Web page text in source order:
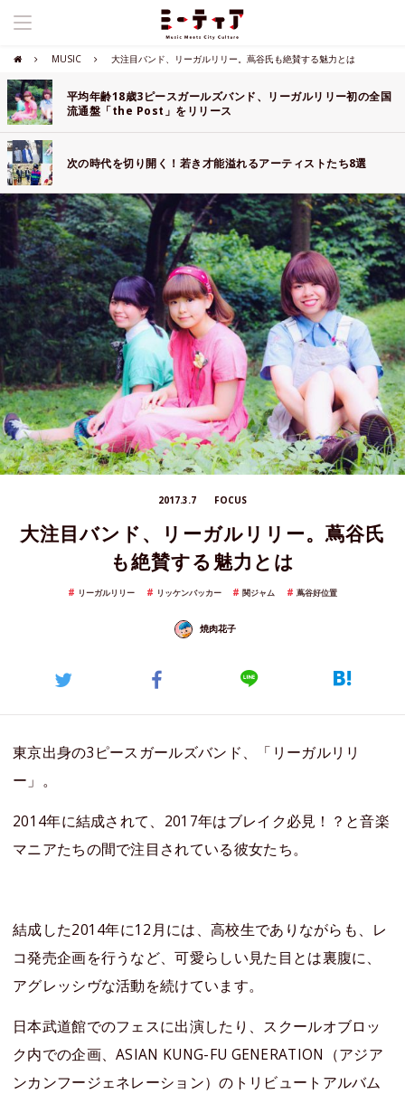
MUSIC 大注目バンド、リーガルリリー。蔦谷氏も絶賛する魅力とは
平均年齢18歳3ピースガールズバンド、リーガルリリー初の全国
流通盤「the Post」をリリース
次の時代を切り開く！若き才能溢れるアーティストたち8選
2017.3.7 FOCUS
大注目バンド、リーガルリリー。蔦谷氏
も絶賛する魅力とは
リーガルリリー リッケンバッカー 関ジャム 蔦谷好位置
焼肉花子
東京出身の3ピースガールズバンド、「リーガルリリ
ー」。
2014年に結成されて、2017年はブレイク必見！？と音楽
マニアたちの間で注目されている彼女たち。
結成した2014年に12月には、高校生でありながらも、レ
コ発売企画を行うなど、可愛らしい見た目とは裏腹に、
アグレッシヴな活動を続けています。
日本武道館でのフェスに出演したり、スクールオブロッ
ク内での企画、ASIAN KUNG-FU GENERATION（アジア
ンカンフージェネレーション）のトリビュートアルバム